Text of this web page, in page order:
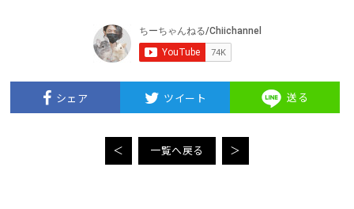
シェア ツイート 送る
＜ 一覧へ戻る ＞